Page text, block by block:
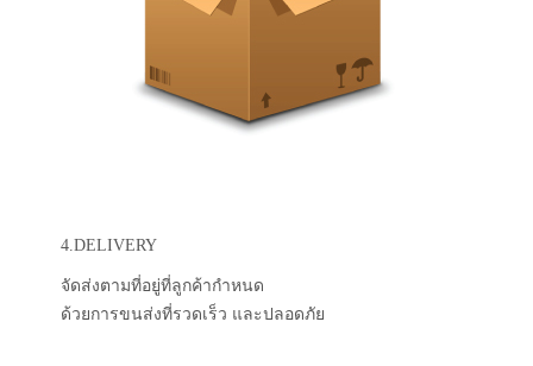
4.DELIVERY
จัดส่งตามที่อยู่ที่ลูกค้ากำหนด
ด้วยการขนส่งที่รวดเร็ว และปลอดภัย